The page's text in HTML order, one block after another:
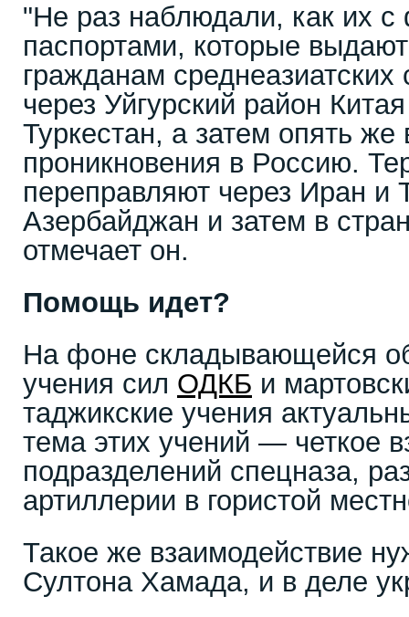
"Не раз наблюдали, как их
паспортами, которые
гражданам
через Уйгурский район
Туркестан, а затем опять
проникновения в Россию.
переправляют через Иран и
Азербайджан и затем в
отмечает он.
Помощь идет?
На фоне складывающейся
учения сил ОДКБ и
таджикские учения
тема этих учений — четкое
подразделений спецназа,
артиллерии в гористой
Такое же взаимодействие
Султона Хамада, и в деле